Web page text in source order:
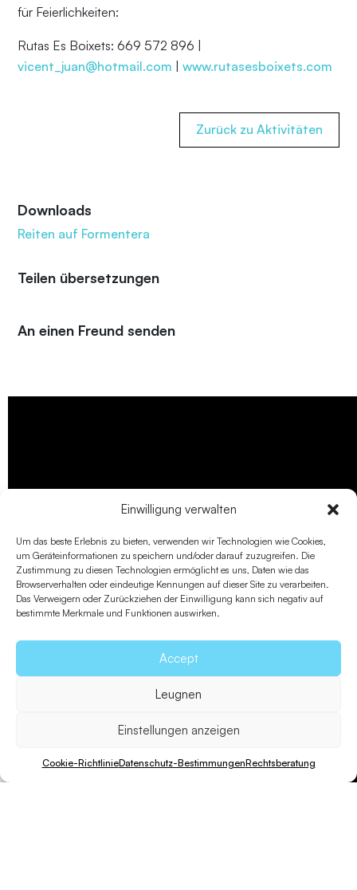
Einwilligung verwalten
Um das beste Erlebnis zu bieten, verwenden wir Technologien wie Cookies,
um Geräteinformationen zu speichern und/oder darauf zuzugreifen. Die
Zustimmung zu diesen Technologien ermöglicht es uns, Daten wie das
Browserverhalten oder eindeutige Kennungen auf dieser Site zu verarbeiten.
Das Verweigern oder Zurückziehen der Einwilligung kann sich negativ auf
bestimmte Merkmale und Funktionen auswirken.
Accept
Leugnen
Einstellungen anzeigen
Cookie-RichtlinieDatenschutz-BestimmungenRechtsberatung
für Feierlichkeiten:
Rutas Es Boixets: 669 572 896 |
vicent_juan@hotmail.com |www.rutasesboixets.com
Zurück zu Aktivitäten
Downloads
Reiten auf Formentera
Teilen übersetzungen
An einen Freund senden